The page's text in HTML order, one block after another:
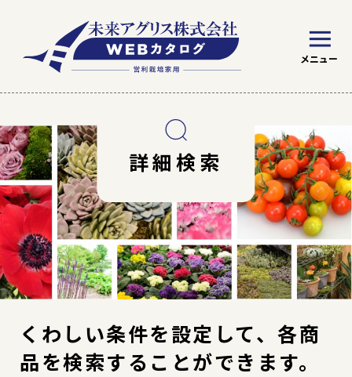
※ WEBカタログの見方 トマト 野菜
絞り込み条件を指定
草花苗
草花種子
詳細検索
くわしい条件を設定して、各商
品を検索することができます。